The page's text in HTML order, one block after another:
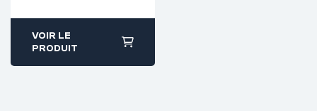
VOIR LE
PRODUIT